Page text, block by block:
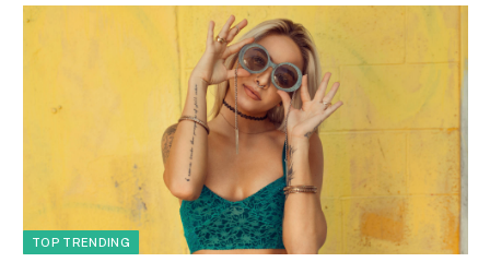
TOP TRENDING